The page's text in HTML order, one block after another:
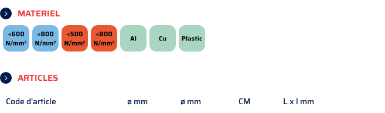
MATERIEL
ARTICLES
Code d'article ø mm ø mm CM
L x l mm